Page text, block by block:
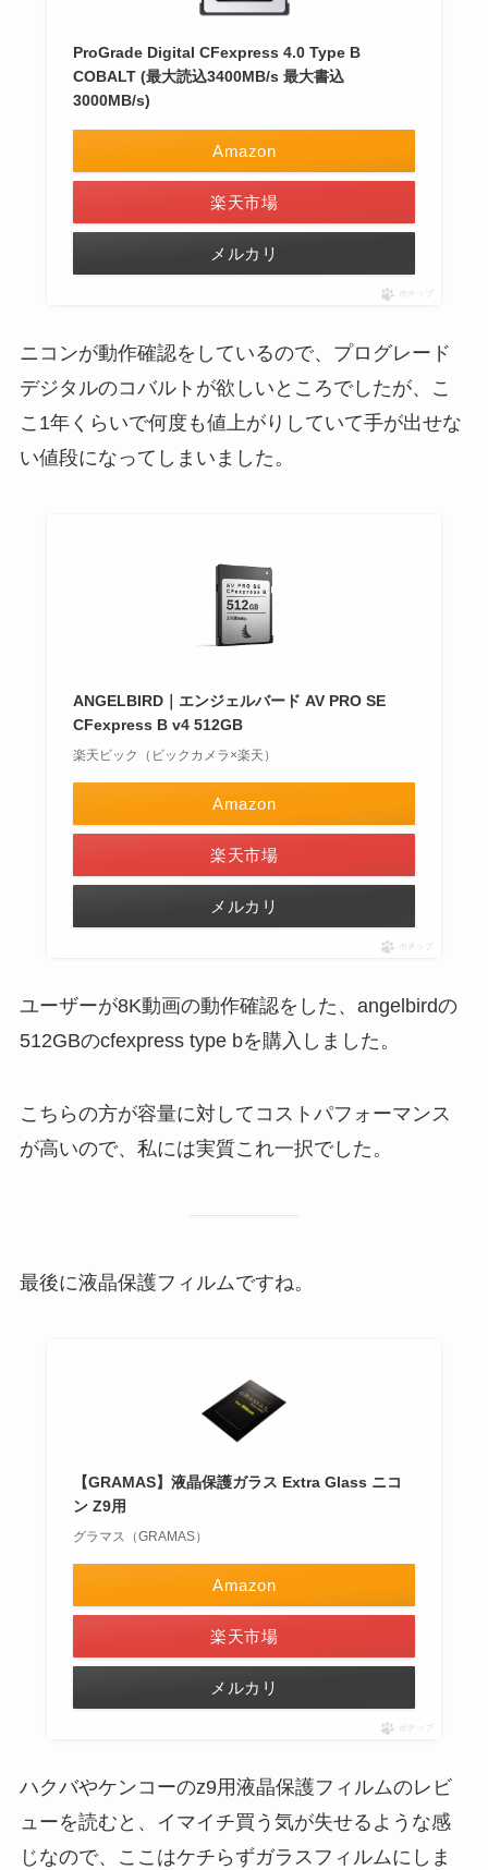
ProGrade Digital CFexpress 4.0 Type B
COBALT (最大読込3400MB/s 最大書込
3000MB/s)
Amazon
楽天市場
メルカリ
ポチップ
ニコンが動作確認をしているので、プログレード
デジタルのコバルトが欲しいところでしたが、こ
こ1年くらいで何度も値上がりしていて手が出せな
い値段になってしまいました。
ANGELBIRD｜エンジェルバード AV PRO SE
CFexpress B v4 512GB
楽天ビック（ビックカメラ×楽天）
Amazon
楽天市場
メルカリ
ポチップ
ユーザーが8K動画の動作確認をした、angelbirdの
512GBのcfexpress type bを購入しました。
こちらの方が容量に対してコストパフォーマンス
が高いので、私には実質これ一択でした。
最後に液晶保護フィルムですね。
【GRAMAS】液晶保護ガラス Extra Glass ニコ
ン Z9用
グラマス（GRAMAS）
Amazon
楽天市場
メルカリ
ポチップ
ハクバやケンコーのz9用液晶保護フィルムのレビ
ューを読むと、イマイチ買う気が失せるような感
じなので、ここはケチらずガラスフィルムにしま